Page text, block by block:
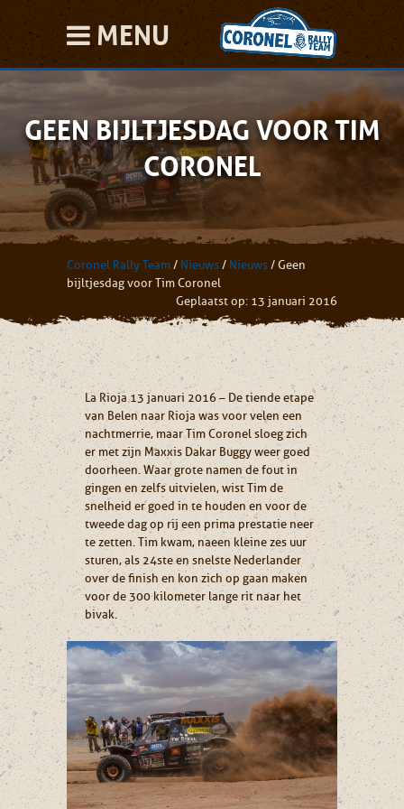
MENU
GEEN BIJLTJESDAG VOOR TIM
CORONEL
Coronel Rally Team / Nieuws / Nieuws /Geen
bijltjesdag voor Tim Coronel
Geplaatst op: 13 januari 2016
La Rioja 13 januari 2016 – De tiende etape
van Belen naar Rioja was voor velen een
nachtmerrie, maar Tim Coronel sloeg zich
er met zijn Maxxis Dakar Buggy weer goed
doorheen. Waar grote namen de fout in
gingen en zelfs uitvielen, wist Tim de
snelheid er goed in te houden en voor de
tweede dag op rij een prima prestatie neer
te zetten. Tim kwam, na een kleine zes uur
sturen, als 24ste en snelste Nederlander
over de finish en kon zich op gaan maken
voor de 300 kilometer lange rit naar het
bivak.